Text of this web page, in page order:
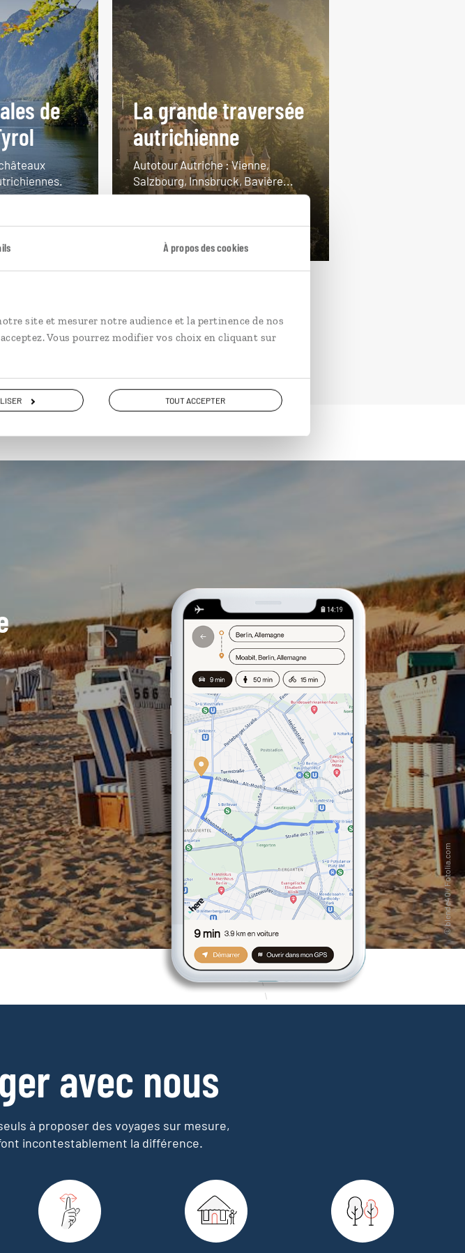
À propos des cookies
site et mesurer notre audience et la pertinence de nos
Vous pourrez modifier vos choix en cliquant sur
TOUT ACCEPTER
de
La grande traversée
autrichienne
Autotour Autriche : Vienne,
Salzbourg, Innsbruck, Bavière...
à partir de 2300€
EN ALLEMAGNE
avec nous
à proposer des voyages sur mesure,
incontestablement la différence.